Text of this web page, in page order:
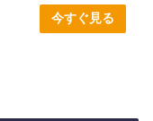
今すぐ見る